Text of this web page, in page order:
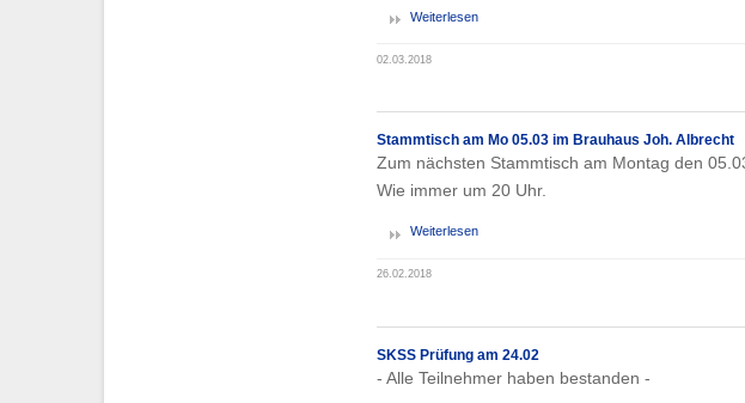
Weiterlesen
02.03.2018
Stammtisch am Mo 05.03 im Brauhaus Joh. Albrecht
Zum nächsten Stammtisch am Montag den
Wie immer um 20 Uhr.
Weiterlesen
26.02.2018
SKSS Prüfung am 24.02
- Alle Teilnehmer haben bestanden -